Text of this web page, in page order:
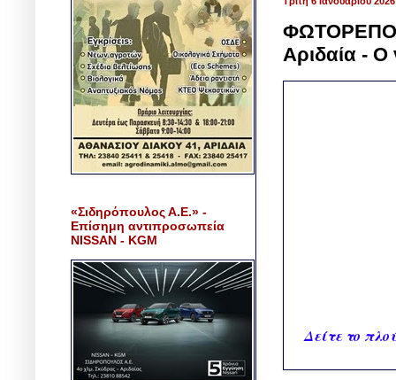
Αριδαία - Ο
Δείτε το
«Σιδηρόπουλος Α.Ε.» -
Επίσημη αντιπροσωπεία
NISSAN - KGM